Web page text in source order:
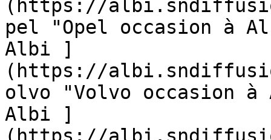
(https://
pel "Opel occasion à
Albi ]
(https://
olvo "Volvo occasion
Albi ]